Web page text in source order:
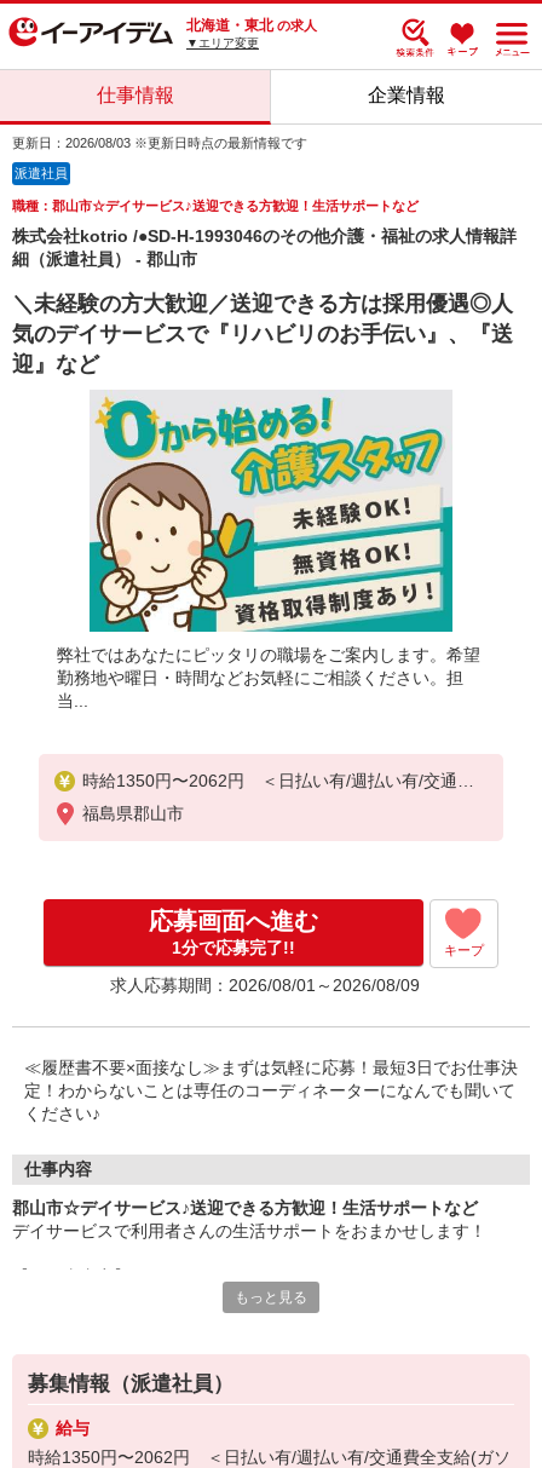
北海道・東北 の求人
▼エリア変更
仕事情報 企業情報
更新日：2026/08/03 ※更新日時点の最新情報です
派遣社員
職種：郡山市☆デイサービス♪送迎できる方歓迎！生活サポートなど
株式会社kotrio /●SD-H-1993046のその他介護・福祉の求人情報詳
細（派遣社員） - 郡山市
＼未経験の方大歓迎／送迎できる方は採用優遇◎人
気のデイサービスで『リハビリのお手伝い』、『送
迎』など
弊社ではあなたにピッタリの職場をご案内します。希望
勤務地や曜日・時間などお気軽にご相談ください。担
当...
時給1350円〜2062円 ＜日払い有/週払い有/交通費
全支給(ガソリン代含む)＞
福島県郡山市
応募画面へ進む
1分で応募完了!! キープ
求人応募期間：2026/08/01～2026/08/09
≪履歴書不要×面接なし≫まずは気軽に応募！最短3日でお仕事決
定！わからないことは専任のコーディネーターになんでも聞いて
ください♪
仕事内容
郡山市☆デイサービス♪送迎できる方歓迎！生活サポートなど
デイサービスで利用者さんの生活サポートをおまかせします！
・自宅から施設までの送迎（運転できる方）
・お話やレクリエーション など
利用者さんは比較的介護度が低めなので、介護初心者・ブランクの
ある方にも人気です♪
もっと見る
募集情報（派遣社員）
給与
時給1350円〜2062円 ＜日払い有/週払い有/交通費全支給(ガソ